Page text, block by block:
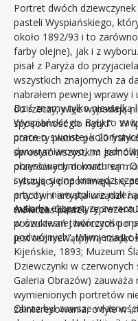
Portret dwóch
pasteli Wyspiańskiego,
około 1892/93 i to
farby olejne), jak i z
pisał z Paryża do
wszystkich znajomych za
nabrałem pewnej wprawy
do rzeczy, więc wypadają
sposobność do nauki“. W
portrety płatne po 20
sprostać wszystkim
przeróżnych domach są
i wszyscy dopominają się
pracowni artysta urządził
wówczas pasteli.
Dziś znamy tylko niewielką
Wyspiańskiego. Były to
prace o swoistej
dwuwymiarowo, na
obrysowanymi konturem.
sytuują się na krawędzi
artysty i niewątpliwie
malarza. Obraz -
poszukiwań twórczych po
jest też niewątpliwą
Autorka ekspertyzy
w ówczesnej twórczości
podwójnych“. Wymieniając
Kijeńskie, 1893; Muzeum
Dziewczynki w
Galeria Obrazów)
wymienionych portretów
zainteresowania, o tyle w
Obraz był zawsze